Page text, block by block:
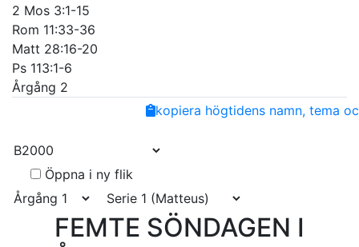
2 Mos 3:1-15
Rom 11:33-36
Matt 28:16-20
Ps 113:1-6
Årgång 2
EmailCopy
kopiera högtidens namn, tema
Öppna i ny flik
FEMTE SÖNDAGEN I